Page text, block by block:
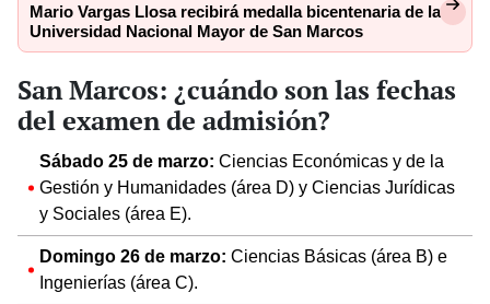
Mario Vargas Llosa recibirá medalla bicentenaria de la
Universidad Nacional Mayor de San Marcos
San Marcos: ¿cuándo son las fechas
del examen de admisión?
Sábado 25 de marzo: Ciencias Económicas y de la
Gestión y Humanidades (área D) y Ciencias Jurídicas
y Sociales (área E).
Domingo 26 de marzo: Ciencias Básicas (área B) e
Ingenierías (área C).